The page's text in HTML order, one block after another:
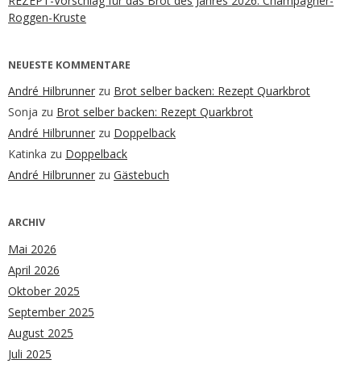
Roggen-Kruste
NEUESTE KOMMENTARE
André Hilbrunner zu Brot selber backen: Rezept Quarkbrot
Sonja zu Brot selber backen: Rezept Quarkbrot
André Hilbrunner zu Doppelback
Katinka zu Doppelback
André Hilbrunner zu Gästebuch
ARCHIV
Mai 2026
April 2026
Oktober 2025
September 2025
August 2025
Juli 2025